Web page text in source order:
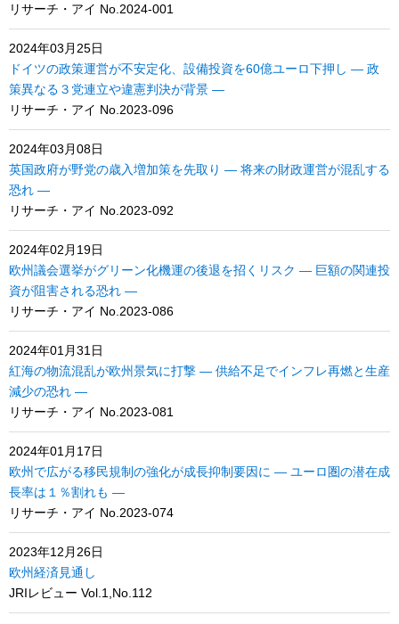
リサーチ・アイ No.2024-001
2024年03月25日
ドイツの政策運営が不安定化、設備投資を60億ユーロ下押し ― 政
策異なる３党連立や違憲判決が背景 ―
リサーチ・アイ No.2023-096
2024年03月08日
英国政府が野党の歳入増加策を先取り ― 将来の財政運営が混乱する
恐れ ―
リサーチ・アイ No.2023-092
2024年02月19日
欧州議会選挙がグリーン化機運の後退を招くリスク ― 巨額の関連投
資が阻害される恐れ ―
リサーチ・アイ No.2023-086
2024年01月31日
紅海の物流混乱が欧州景気に打撃 ― 供給不足でインフレ再燃と生産
減少の恐れ ―
リサーチ・アイ No.2023-081
2024年01月17日
欧州で広がる移民規制の強化が成長抑制要因に ― ユーロ圏の潜在成
長率は１％割れも ―
リサーチ・アイ No.2023-074
2023年12月26日
欧州経済見通し
JRIレビュー Vol.1,No.112